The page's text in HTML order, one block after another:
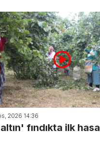
2026 14:36
altın' fındıkta ilk